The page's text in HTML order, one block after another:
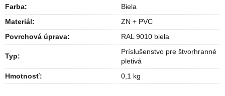
Farba:
Biela
Materiál:
ZN + PVC
Povrchová úprava: RAL 9010 biela
Typ:
Príslušenstvo pre štvorhranné
pletivá
Hmotnosť: 0,1 kg